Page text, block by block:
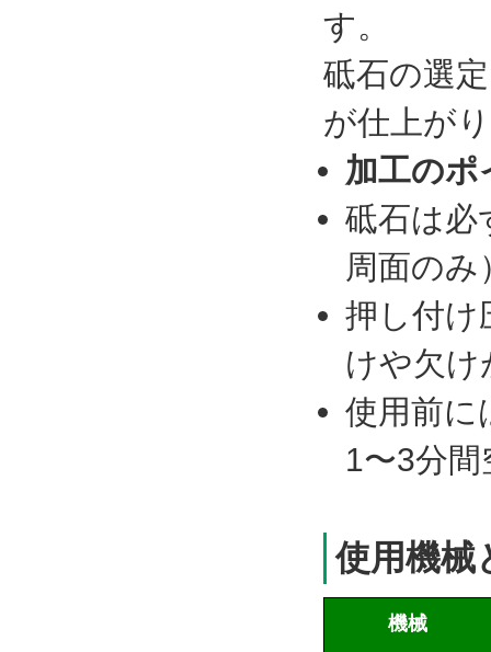
す。
砥石の選
が仕上が
加工のポ
砥石は必
周面のみ
押し付け
けや欠け
使用前に
1〜3分
使用機械
機械